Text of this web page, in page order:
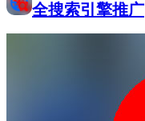
全搜索引擎推广